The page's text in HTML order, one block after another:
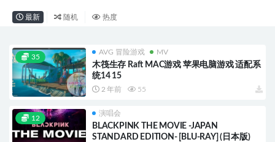
最新 随机 热度
35
AVG 冒险游戏 MV
木筏生存 Raft MAC游戏 苹果电脑游戏 适配系
统14 15
2 年前 55
12
演唱会
BLACKPINK THE MOVIE -JAPAN
STANDARD EDITION- [BLU-RAY] (日本版)